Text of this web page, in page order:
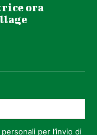
ora
per l’invio di